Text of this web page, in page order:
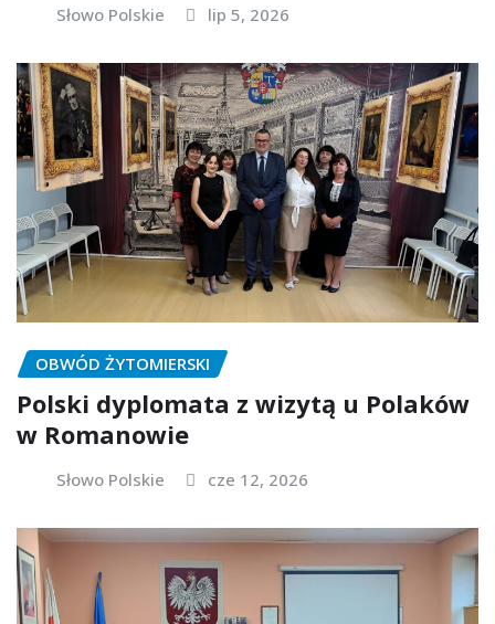
Słowo Polskie lip 5, 2026
OBWÓD ŻYTOMIERSKI
Polski dyplomata z wizytą u Polaków
w Romanowie
Słowo Polskie cze 12, 2026